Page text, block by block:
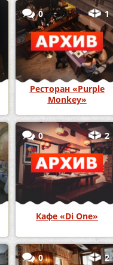
0 1
Ресторан «Purple
Monkey»
0 2
Кафе «Di One»
0 2